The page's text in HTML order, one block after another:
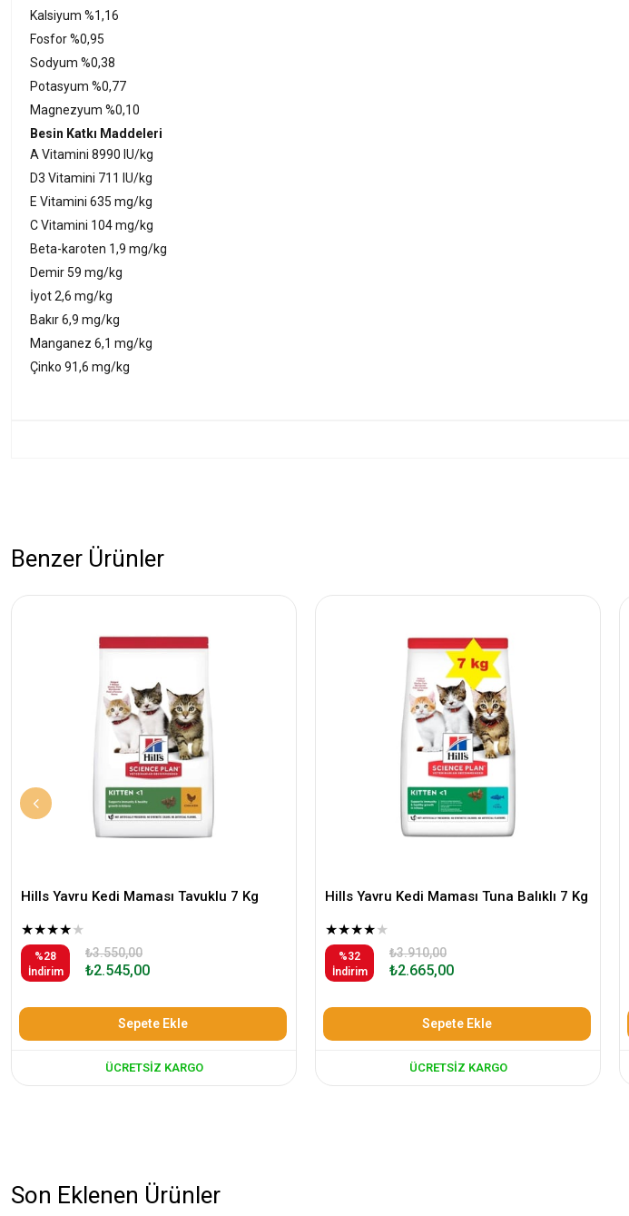
Kalsiyum %1,16
Fosfor %0,95
Sodyum %0,38
Potasyum %0,77
Magnezyum %0,10
Besin Katkı Maddeleri
A Vitamini 8990 IU/kg
D3 Vitamini 711 IU/kg
E Vitamini 635 mg/kg
C Vitamini 104 mg/kg
Beta-karoten 1,9 mg/kg
Demir 59 mg/kg
İyot 2,6 mg/kg
Bakır 6,9 mg/kg
Manganez 6,1 mg/kg
Çinko 91,6 mg/kg
Benzer Ürünler
Hills Yavru Kedi Maması Tavuklu 7 Kg
★★★★★
%28
İndirim
₺2.545,00
₺3.550,00
Sepete Ekle
ÜCRETSIZ KARGO
Hills Yavru Kedi Maması Tuna Balıklı 7 Kg
★★★★★
%32
İndirim
₺2.665,00
₺3.910,00
Sepete Ekle
ÜCRETSIZ KARGO
Son Eklenen Ürünler